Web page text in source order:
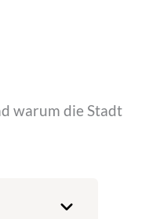
warum die Stadt